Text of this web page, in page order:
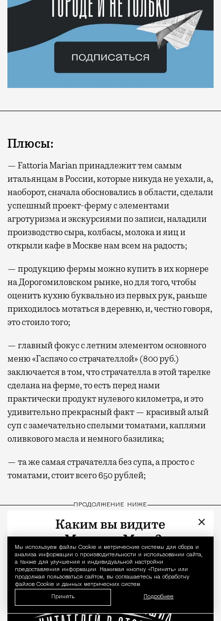
Уведомление
Мы используем файлы Сookie и метрические системы для сбора и
анализа информации о производительности и использовании сайта,
а также для улучшения и индивидуальной настройки
предоставления информации. Нажимая кнопку «Принять» или
продолжая пользоваться сайтом, вы соглашаетесь на обработку
файлов Cookie и данных метрических систем.
Принять Подробнее
Плюсы:
— Fattoria Marian принадлежит тем самым
итальянцам в России, которые никуда не уехали, а,
наоборот, сначала обосновались в области, сделали
успешный проект-ферму с элементами
агротуризма и экскурсиями по записи, наладили
производство сыра, колбасы, молока и яиц и
открыли кафе в Москве нам всем на радость;
— продукцию фермы можно купить в их корнере
на Дорогомиловском рынке, но для того, чтобы
оценить кухню буквально из первых рук, раньше
приходилось мотаться в деревню, и, честно говоря,
это стоило того;
— главный фокус с летним элементом основного
меню «Гаспачо со страчателлой» (800 руб.)
заключается в том, что страчателла в этой тарелке
сделана на ферме, то есть перед нами
практически продукт нулевого километра, и это
удивительно прекрасный факт — красивый алый
суп с замечательно спелыми томатами, каплями
оливкового масла и немного базилика;
— та же самая страчателла без супа, а просто с
томатами, стоит всего 650 рублей;
ПРОДОЛЖЕНИЕ НИЖЕ
×